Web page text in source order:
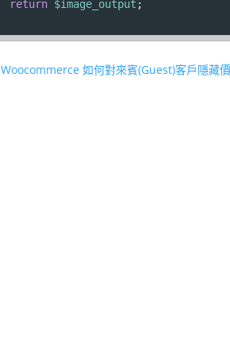
return $image_output ;
Woocommerce 如何對來賓(Guest)客戶隱藏